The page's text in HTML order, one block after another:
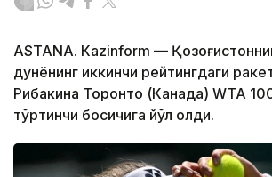
ASTANА. Кazinform —
дунёнинг иккинчи рейтингдаги
Рибакина Торонто (Канада) WТА
тўртинчи босқичига йўл олди.